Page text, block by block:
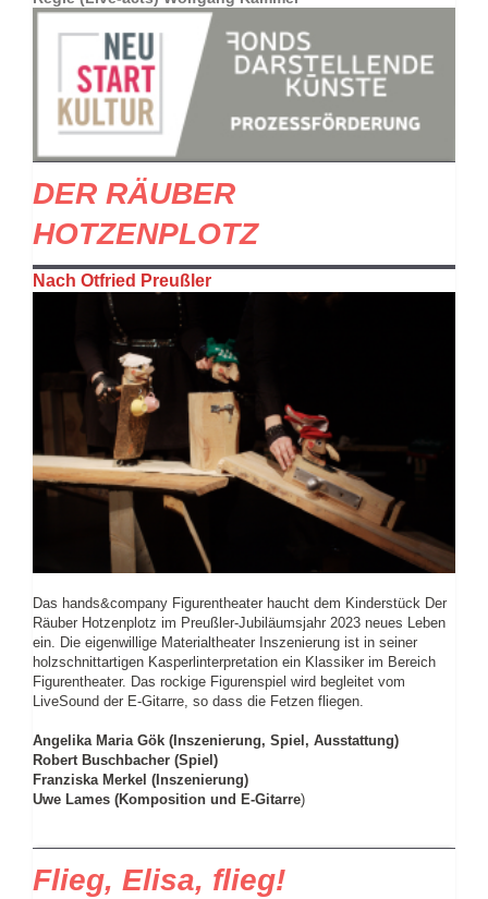
DER RÄUBER
HOTZENPLOTZ
Nach Otfried Preußler
Das hands&company Figurentheater haucht dem Kinderstück Der
Räuber Hotzenplotz im Preußler-Jubiläumsjahr 2023 neues Leben
ein. Die eigenwillige Materialtheater Inszenierung ist in seiner
holzschnittartigen Kasperlinterpretation ein Klassiker im Bereich
Figurentheater. Das rockige Figurenspiel wird begleitet vom
LiveSound der E-Gitarre, so dass die Fetzen fliegen.
Angelika Maria Gök (Inszenierung, Spiel, Ausstattung)
Robert Buschbacher (Spiel)
Franziska Merkel (Inszenierung)
Uwe Lames (Komposition und E-Gitarre)
Flieg, Elisa, flieg!